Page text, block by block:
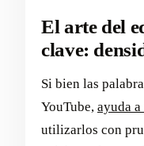
El arte del
clave:
Si bien las
YouTube, ayuda
utilizarlos con